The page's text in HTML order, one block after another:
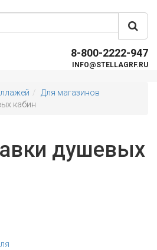
8-800-2222-947
INFO@STELLAGRF.RU
Для магазинов
кабин
душевых